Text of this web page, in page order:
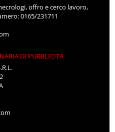
offro e cerco lavoro,
0165/231711
DI PUBBLICITÀ